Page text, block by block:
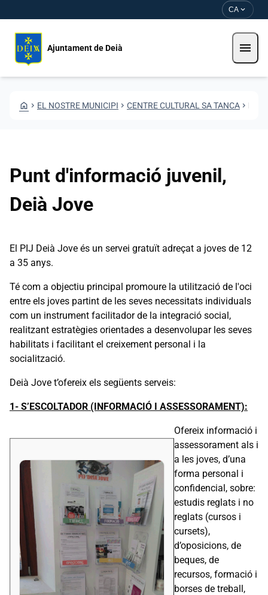
CA expand_more
Ajuntament de Deià menu
HOME CHEVRON_RIGHT EL NOSTRE MUNICIPI CHEVRON_RIGHT CENTRE CULTURAL SA TANCA CHEVRON_RIGHT
Punt d'informació juvenil,
Deià Jove
El PIJ Deià Jove és un servei gratuït adreçat a joves de 12
a 35 anys.
Té com a objectiu principal promoure la utilització de l'oci
entre els joves partint de les seves necessitats individuals
com un instrument facilitador de la integració social,
realitzant estratègies orientades a desenvolupar les seves
habilitats i facilitant el creixement personal i la
socialització.
Deià Jove t’ofereix els següents serveis:
1- S’ESCOLTADOR (INFORMACIÓ I ASSESSORAMENT):
Ofereix informació i
assessorament als i
a les joves, d’una
forma personal i
confidencial, sobre:
estudis reglats i no
reglats (cursos i
cursets),
d’oposicions, de
beques, de
recursos, formació i
borses de treball,